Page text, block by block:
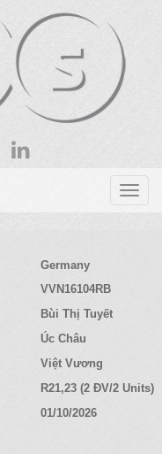
T
g
Germany
VVN16104RB
Bùi Thị Tuyết
Úc Châu
Việt Vương
R21,23 (2 ĐV/2 Units)
01/10/2026